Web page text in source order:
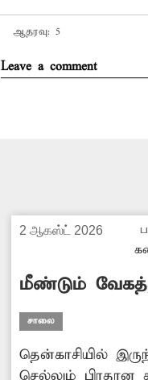
ஆதரவு: 5
Leave a comment
2 ஆகஸ்ட் 2026
மீண்டும்
சாலை
தென்காசியில்
செல்லும் பிரதான